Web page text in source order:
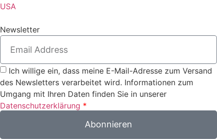
USA
Newsletter
Ich willige ein, dass meine E-Mail-Adresse zum Versand
des Newsletters verarbeitet wird. Informationen zum
Umgang mit Ihren Daten finden Sie in unserer
Datenschutzerklärung *
Abonnieren